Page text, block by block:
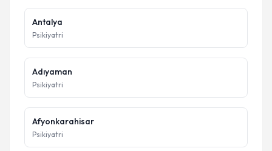
Antalya
Psikiyatri
Adıyaman
Psikiyatri
Afyonkarahisar
Psikiyatri